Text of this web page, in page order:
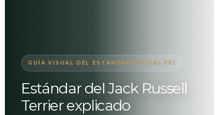
GUÍA VISUAL DEL ESTÁNDAR OFICIAL FCI
Estándar del Jack Russell
Terrier explicado